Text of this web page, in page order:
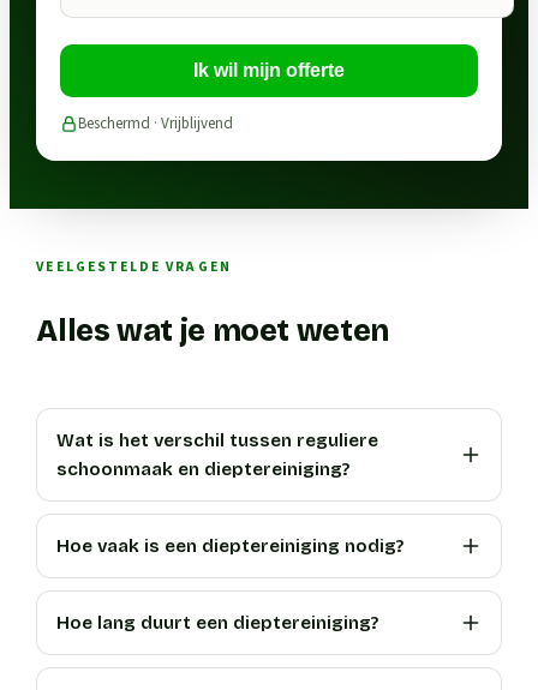
Ik wil mijn offerte
Beschermd · Vrijblijvend
VEELGESTELDE VRAGEN
Alles wat je moet weten
Wat is het verschil tussen reguliere
schoonmaak en dieptereiniging?
Hoe vaak is een dieptereiniging nodig?
Hoe lang duurt een dieptereiniging?